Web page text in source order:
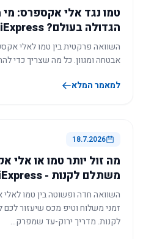
טמו נגד אלי אקספרס:
הגדולה בעולם? Temu vs AliExpress
השוואה פרקטית בין טמו לאלי
אבטחה ומגוון. כל מה שצריך כדי
למאמר המלא
18.7.2026
מה זול יותר טמו או אלי
משתלם לקנות - Temu vs AliExpress
השוואה חדה ופשוטה בין טמו
זמני משלוח וטיפ מכס שיעזור
לקנות. מדריך ירוק-עד שמפרק…